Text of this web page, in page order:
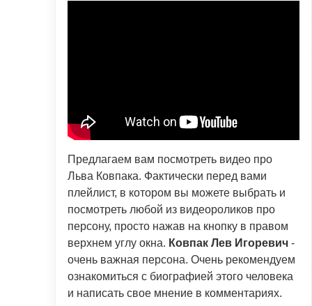
Предлагаем вам посмотреть видео про
Льва Ковпака. Фактически перед вами
плейлист, в котором вы можете выбрать и
посмотреть любой из видеороликов про
персону, просто нажав на кнопку в правом
верхнем углу окна. Ковпак Лев Игоревич -
очень важная персона. Очень рекомендуем
ознакомиться с биографией этого человека
и написать свое мнение в комментариях.